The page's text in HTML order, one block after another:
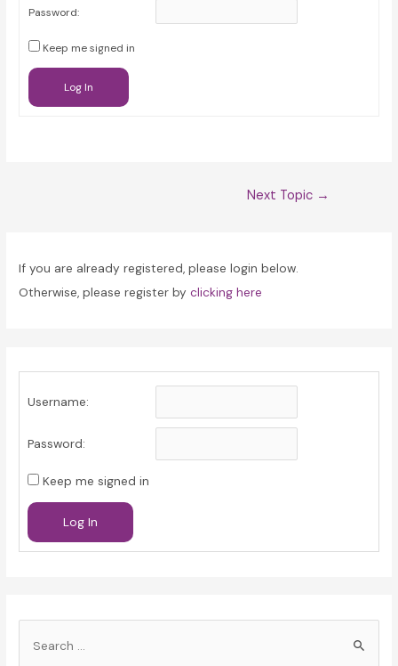
Password:
Keep me signed in
Log In
Next Topic →
If you are already registered, please login below.
Otherwise, please register byclicking here
Username:
Password:
Keep me signed in
Log In